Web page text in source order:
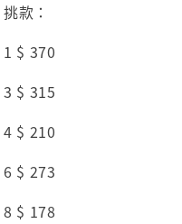
挑款：
1 $ 370
3 $ 315
4 $ 210
6 $ 273
8 $ 178